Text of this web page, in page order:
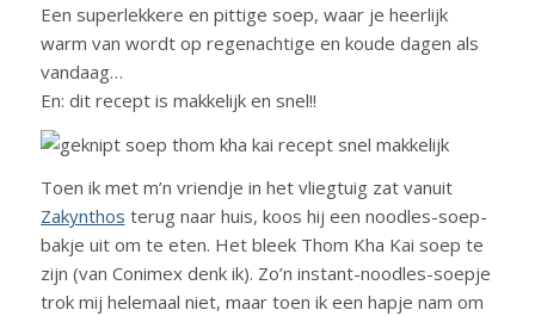
Een superlekkere en pittige soep, waar je heerlijk
warm van wordt op regenachtige en koude dagen als
vandaag…
En: dit recept is makkelijk en snel!!
Toen ik met m’n vriendje in het vliegtuig zat vanuit
Zakynthos terug naar huis, koos hij een noodles-soep-
bakje uit om te eten. Het bleek Thom Kha Kai soep te
zijn (van Conimex denk ik). Zo’n instant-noodles-soepje
trok mij helemaal niet, maar toen ik een hapje nam om